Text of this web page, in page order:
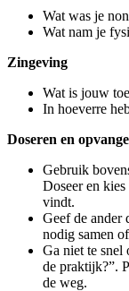
Wat was je
Wat nam je
Zingeving
Wat is jouw
In hoeverre
Doseren en
Gebruik
Doseer en
vindt.
Geef de ander
nodig samen
Ga niet te
de praktijk?”.
de weg.